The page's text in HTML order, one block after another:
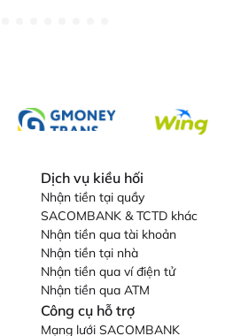
Dịch vụ kiều hối
Nhận tiền tại quầy
SACOMBANK & TCTD khác
Nhận tiền qua tài khoản
Nhận tiền tại nhà
Nhận tiền qua ví điện tử
Nhận tiền qua ATM
Công cụ hỗ trợ
Mạng lưới SACOMBANK